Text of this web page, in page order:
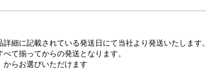
細に記載されている発送日にて当社より発送いたします。
て揃ってからの発送となります。
らお選びいただけます